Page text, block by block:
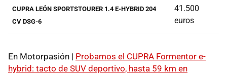
CUPRA LEÓN SPORTSTOURER 1.4 E-HYBRID 204
CV DSG-6
41.500
euros
En Motorpasión | Probamos el CUPRA Formentor e-
hybrid: tacto de SUV deportivo, hasta 59 km en